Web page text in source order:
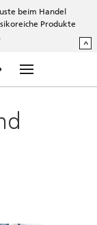
beim Handel
Produkte
^